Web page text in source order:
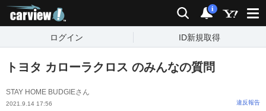
検索 通知
i
ログイン ID新規取得
トヨタ カローラクロス のみんなの質問
STAY HOME BUDGIEさん
2021.9.14 17:56 違反報告